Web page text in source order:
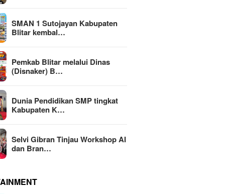
SMAN 1 Sutojayan Kabupaten
Blitar kembal…
Pemkab Blitar melalui Dinas
(Disnaker) B…
Dunia Pendidikan SMP tingkat
Kabupaten K…
Selvi Gibran Tinjau Workshop AI
dan Bran…